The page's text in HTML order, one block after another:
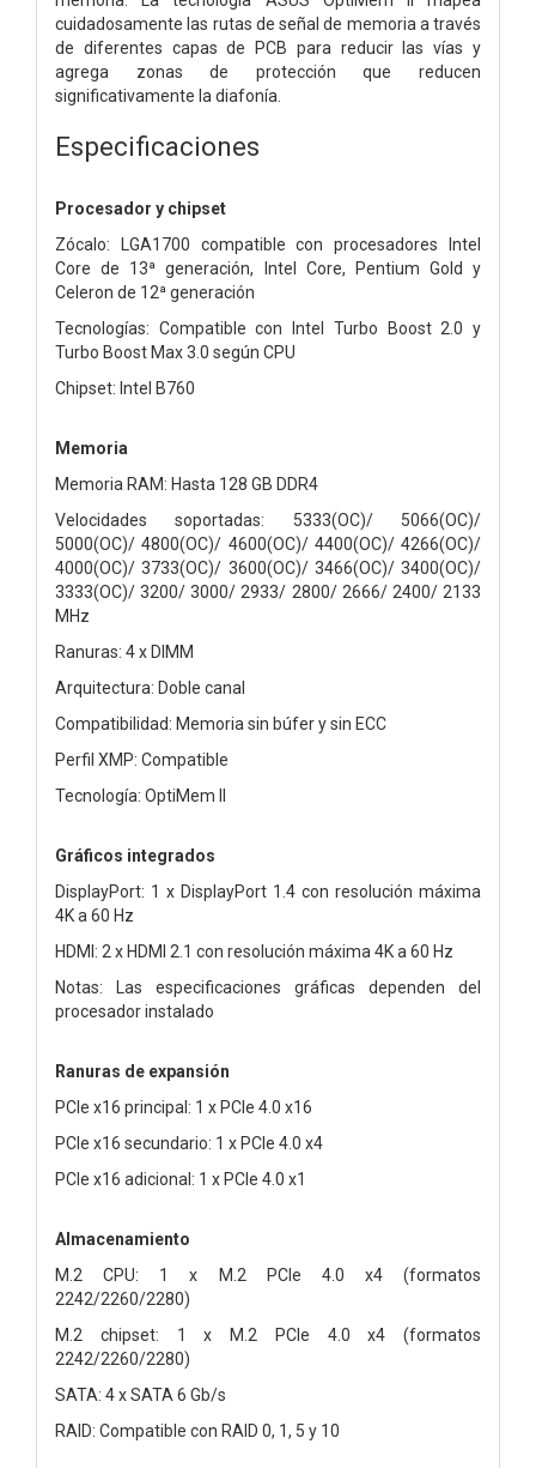
cuidadosamente las rutas de señal de memoria a través
de diferentes capas de PCB para reducir las vías y
agrega zonas de protección que reducen
significativamente la diafonía.
Especificaciones
Procesador y chipset
Zócalo: LGA1700 compatible con procesadores Intel
Core de 13ª generación, Intel Core, Pentium Gold y
Celeron de 12ª generación
Tecnologías: Compatible con Intel Turbo Boost 2.0 y
Turbo Boost Max 3.0 según CPU
Chipset: Intel B760
Memoria
Memoria RAM: Hasta 128 GB DDR4
Velocidades soportadas: 5333(OC)/ 5066(OC)/
5000(OC)/ 4800(OC)/ 4600(OC)/ 4400(OC)/ 4266(OC)/
4000(OC)/ 3733(OC)/ 3600(OC)/ 3466(OC)/ 3400(OC)/
3333(OC)/ 3200/ 3000/ 2933/ 2800/ 2666/ 2400/ 2133
MHz
Ranuras: 4 x DIMM
Arquitectura: Doble canal
Compatibilidad: Memoria sin búfer y sin ECC
Perfil XMP: Compatible
Tecnología: OptiMem II
Gráficos integrados
DisplayPort: 1 x DisplayPort 1.4 con resolución máxima
4K a 60 Hz
HDMI: 2 x HDMI 2.1 con resolución máxima 4K a 60 Hz
Notas: Las especificaciones gráficas dependen del
procesador instalado
Ranuras de expansión
PCIe x16 principal: 1 x PCIe 4.0 x16
PCIe x16 secundario: 1 x PCIe 4.0 x4
PCIe x16 adicional: 1 x PCIe 4.0 x1
Almacenamiento
M.2 CPU: 1 x M.2 PCIe 4.0 x4 (formatos
2242/2260/2280)
M.2 chipset: 1 x M.2 PCIe 4.0 x4 (formatos
2242/2260/2280)
SATA: 4 x SATA 6 Gb/s
RAID: Compatible con RAID 0, 1, 5 y 10